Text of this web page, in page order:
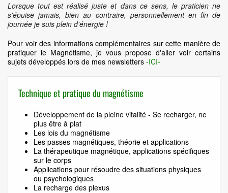
Lorsque tout est réalisé juste et dans ce sens, le praticien ne
s'épuise jamais, bien au contraire, personnellement en fin de
journée je suis plein d'énergie !
Pour voir des informations complémentaires sur cette manière de
pratiquer le Magnétisme, je vous propose d'aller voir certains
sujets développés lors de mes newsletters -ICI-
Technique et pratique du magnétisme
Développement de la pleine vitalité - Se recharger, ne
plus être à plat
Les lois du magnétisme
Les passes magnétiques, théorie et applications
La thérapeutique magnétique, applications spécifiques
sur le corps
Applications pour résoudre des situations physiques
ou psychologiques
La recharge des plexus